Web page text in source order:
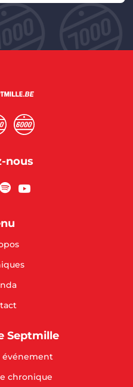
nous
Septmille
événement
chronique